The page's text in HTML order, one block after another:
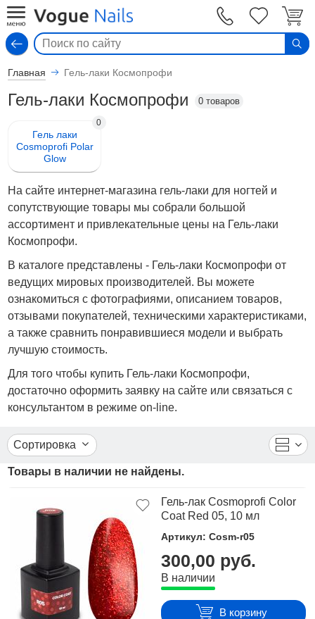
Главная Гель-лаки Космопрофи
Гель-лаки Космопрофи 0 товаров
Гель лаки
Cosmoprofi Polar
Glow
0
На сайте интернет-магазина гель-лаки для ногтей и
сопутствующие товары мы собрали большой
ассортимент и привлекательные цены на Гель-лаки
Космопрофи.
В каталоге представлены - Гель-лаки Космопрофи от
ведущих мировых производителей. Вы можете
ознакомиться с фотографиями, описанием товаров,
отзывами покупателей, техническими характеристиками,
а также сравнить понравившиеся модели и выбрать
лучшую стоимость.
Для того чтобы купить Гель-лаки Космопрофи,
достаточно оформить заявку на сайте или связаться с
консультантом в режиме on-line.
Сортировка
Товары в наличии не найдены.
Гель-лак Cosmoprofi Color
Coat Red 05, 10 мл
Артикул: Cosm-r05
300,00 руб.
В наличии
В корзину